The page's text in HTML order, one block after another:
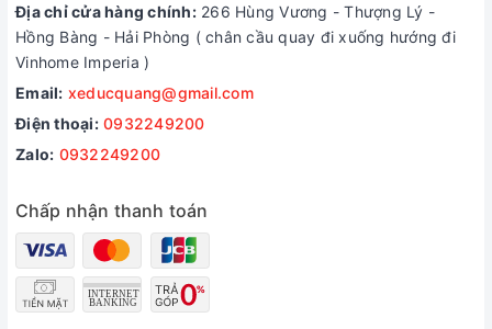
Địa chỉ cửa hàng chính:266 Hùng Vương - Thượng Lý -
Hồng Bàng - Hải Phòng ( chân cầu quay đi xuống hướng đi
Vinhome Imperia )
Email: xeducquang@gmail.com
Điện thoại: 0932249200
Zalo: 0932249200
Chấp nhận thanh toán